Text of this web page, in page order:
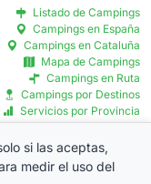
Listado de Campings
Campings en España
Campings en Cataluña
Mapa de Campings
Campings en Ruta
Campings por Destinos
Servicios por Provincia
si las aceptas,
medir el uso del